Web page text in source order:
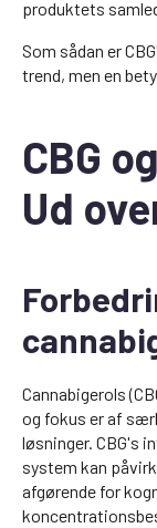
produktets
Som sådan er
trend, men en
CBG
Ud
Cannabigerols
og fokus er af
løsninger. CBG's
system kan
afgørende for